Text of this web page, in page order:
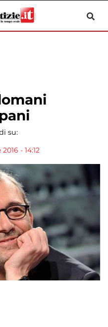
su:
- 14:12